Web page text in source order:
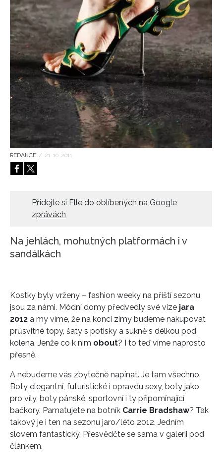
HOME
REDAKCE / 21. 10. 2011
Přidejte si Elle do oblíbených na Google
zprávách
Na jehlách, mohutných platformách i v
sandálkách
Kostky byly vrženy – fashion weeky na příští sezonu
jsou za námi. Módní domy předvedly své vize jara
2012 a my víme, že na konci zimy budeme nakupovat
průsvitné topy, šaty s potisky a sukně s délkou pod
kolena. Jenže co k nim obout? I to teď víme naprosto
přesně.
A nebudeme vás zbytečně napínat. Je tam všechno.
Boty elegantní, futuristické i opravdu sexy, boty jako
pro víly, boty pánské, sportovní i ty připomínající
bačkory. Pamatujete na botník Carrie Bradshaw? Tak
takový je i ten na sezonu jaro/léto 2012. Jedním
slovem fantastický. Přesvědčte se sama v galerii pod
článkem.